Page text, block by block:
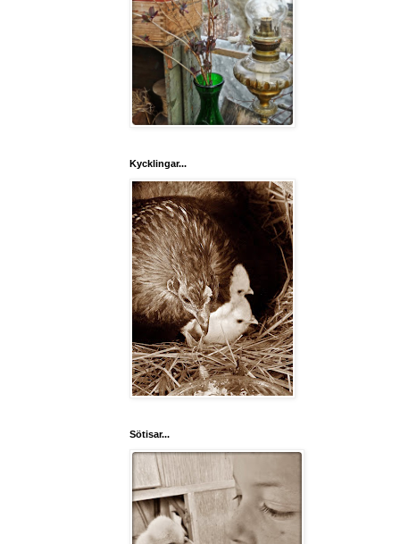
Kycklingar...
Sötisar...